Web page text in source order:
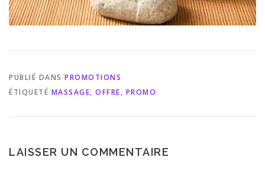
PUBLIÉ DANS PROMOTIONS
ÉTIQUETÉ MASSAGE, OFFRE, PROMO
LAISSER UN COMMENTAIRE